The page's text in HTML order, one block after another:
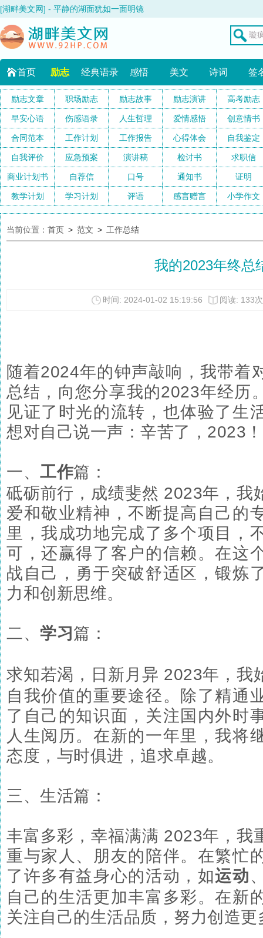
[湖畔美文网] - 平静的湖面犹如一面明镜
首页 励志 经典语录 感悟 美文 诗词 签
励志文章 职场励志 励志故事 励志演讲 高考励志
早安心语 伤感语录 人生哲理 爱情感悟 创意情书
合同范本 工作计划 工作报告 心得体会 自我鉴定
自我评价 应急预案 演讲稿 检讨书 求职信
商业计划书 自荐信 口号 通知书 证明
教学计划 学习计划 评语 感言赠言 小学作文
当前位置： 首页 > 范文 > 工作总结
我的2023年终总
时间: 2024-01-02 15:19:56 阅读: 133次
随着2024年的钟声敲响，我带着
总结，向您分享我的2023年经历
见证了时光的流转，也体验了生
想对自己说一声：辛苦了，2023！
一、 工作篇：
砥砺前行，成绩斐然 2023年，我
爱和敬业精神，不断提高自己的
里，我成功地完成了多个项目，
可，还赢得了客户的信赖。在这
战自己，勇于突破舒适区，锻炼
力和创新思维。
二、 学习 篇：
求知若渴，日新月异 2023年，我
自我价值的重要途径。除了精通
了自己的知识面，关注国内外时
人生阅历。在新的一年里，我将
态度，与时俱进，追求卓越。
三、生活篇：
丰富多彩，幸福满满 2023年，我
重与家人、朋友的陪伴。在繁忙
了许多有益身心的活动，如运动
自己的生活更加丰富多彩。在新
关注自己的生活品质，努力创造